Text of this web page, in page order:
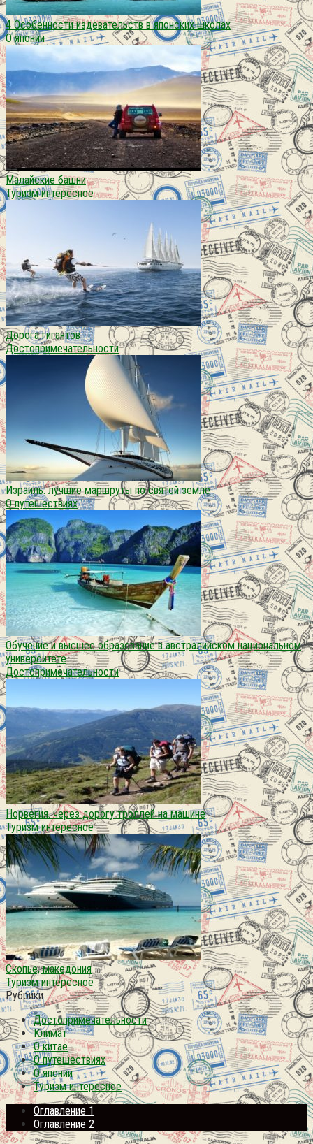
4 Особенности издевательств в японских школах
О японии
Малайские башни
Туризм интересное
Дорога гигантов
Достопримечательности
Израиль: лучшие маршруты по святой земле
О путешествиях
Обучение и высшее образование в австралийском национальном
университете
Достопримечательности
Норвегия. через дорогу троллей на машине
Туризм интересное
Скопье, македония
Туризм интересное
Рубрики
Достопримечательности
Климат
О китае
О путешествиях
О японии
Туризм интересное
Оглавление 1
Оглавление 2